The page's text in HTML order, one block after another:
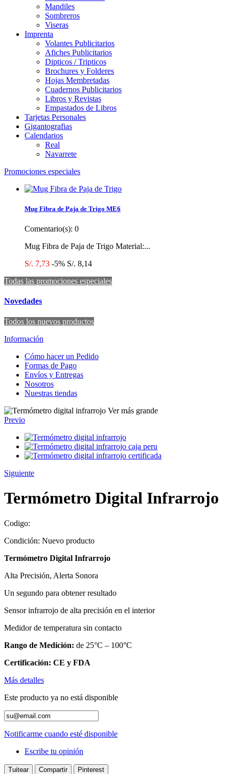
Mandiles
Sombreros
Viseras
Imprenta
Volantes Publicitarios
Afiches Publicitarios
Dipticos / Tripticos
Brochures y Folderes
Hojas Membretadas
Cuadernos Publicitarios
Libros y Revistas
Empastados de Libros
Tarjetas Personales
Gigantografias
Calendarios
Real
Navarrete
Promociones especiales
Mug Fibra de Paja de Trigo ME6
Comentario(s): 0
Mug Fibra de Paja de Trigo Material:...
S/. 7,73 -5% S/. 8,14
Todas las promociones especiales
Novedades
Todos los nuevos productos
Información
Cómo hacer un Pedido
Formas de Pago
Envíos y Entregas
Nosotros
Nuestras tiendas
Ver más grande
Previo
Siguiente
Termómetro Digital Infrarrojo
Codigo:
Condición: Nuevo producto
Termómetro Digital Infrarrojo
Alta Precisión, Alerta Sonora
Un segundo para obtener resultado
Sensor infrarrojo de alta precisión en el interior
Medidor de temperatura sin contacto
Rango de Medición: de 25°C – 100°C
Certificación: CE y FDA
Más detalles
Este producto ya no está disponible
Notificarme cuando esté disponible
Escribe tu opinión
Tuitear Compartir Pinterest